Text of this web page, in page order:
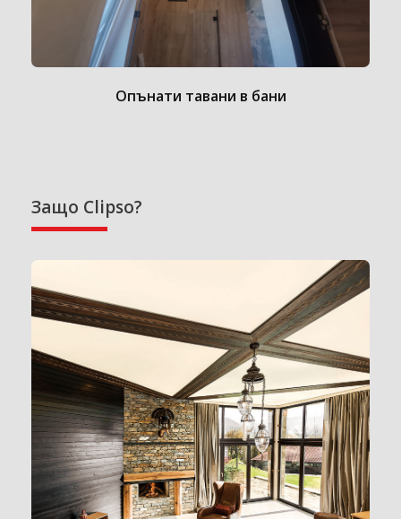
Опънати тавани в бани
Защо Clipso?